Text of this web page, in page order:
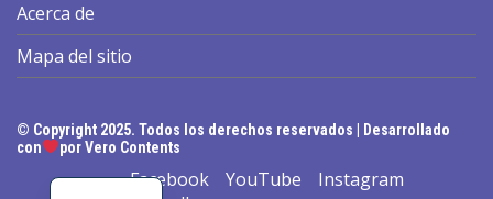
Acerca de
Mapa del sitio
© Copyright 2025. Todos los derechos reservados | Desarrollado
con
por Vero Contents
Facebook YouTube
Instagram
PT_BR
EN